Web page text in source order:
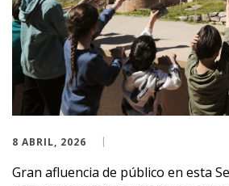
8 ABRIL, 2026
Gran afluencia de público en esta